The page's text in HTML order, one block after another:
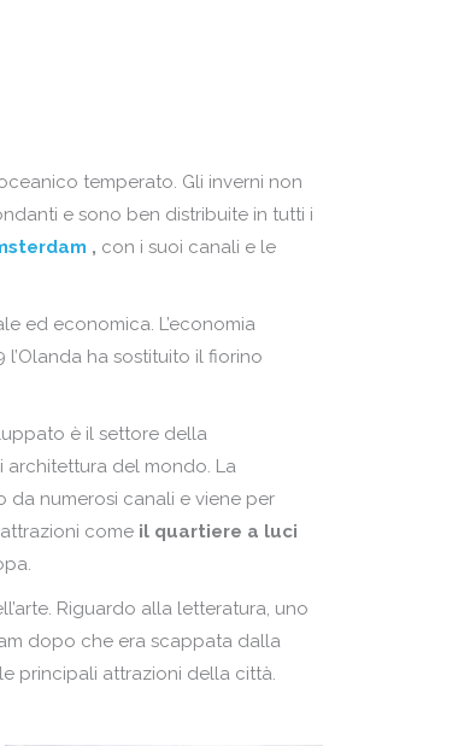
temperato. Gli inverni non
e sono ben distribuite in tutti i
, con i suoi canali e le
ed economica. L’economia
ha sostituito il fiorino
è il settore della
del mondo. La
da numerosi canali e viene per
come il quartiere a luci
Riguardo alla letteratura, uno
dopo che era scappata dalla
principali attrazioni della città.